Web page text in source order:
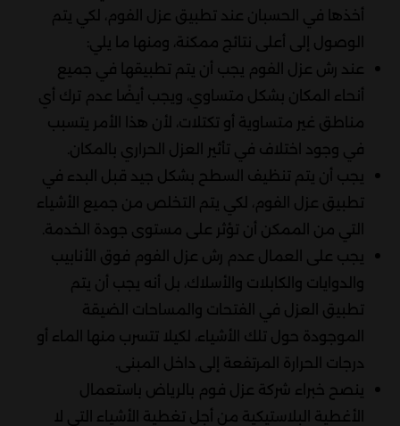
أخذها في الحسبان عند تطبيق عزل الفوم، لكي يتم
الوصول إلى أعلى نتائج ممكنة، ومنها ما يلي:
عند رش عزل الفوم يجب أن يتم تطبيقها في جميع
أنحاء المكان بشكل متساوي، ويجب أيضًا عدم ترك أي
مناطق غير متساوية أو تكتلات، لأن هذا الأمر يتسبب
في وجود اختلاف في تأثير العزل الحراري بالمكان.
يجب أن يتم تنظيف السطح بشكل جيد قبل البدء في
تطبيق عزل الفوم، لكي يتم التخلص من جميع الأشياء
التي من الممكن أن تؤثر على مستوى جودة الخدمة.
يجب على العمال عدم رش عزل الفوم فوق الأنابيب
والدوايات والكابلات والأسلاك، بل أنه يجب أن يتم
تطبيق العزل في الفتحات والمساحات الضيقة
الموجودة حول تلك الأشياء، لكيلا تتسرب منها الماء أو
درجات الحرارة المرتفعة إلى داخل المبنى.
ينصح خبراء شركة عزل فوم بالرياض باستعمال
الأغطية البلاستيكية من أجل تغطية الأشياء التي لا